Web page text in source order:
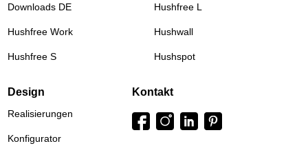
Downloads DE
Hushfree Work
Hushfree S
Hushfree L
Hushwall
Hushspot
Design
Realisierungen
Konfigurator
Kontakt